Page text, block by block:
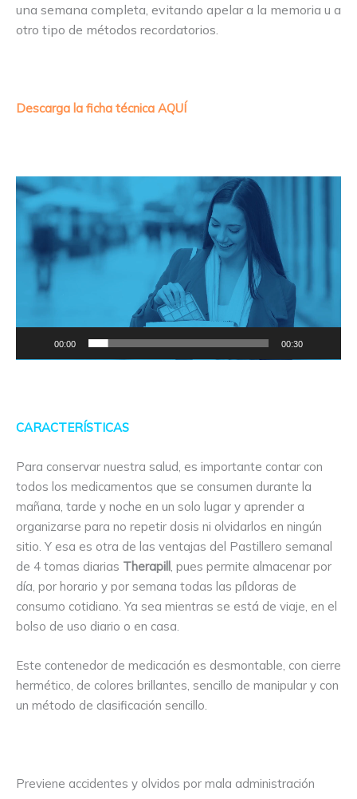
una semana completa, evitando apelar a la memoria u a
otro tipo de métodos recordatorios.
Descarga la ficha técnica AQUÍ
Reproductor
vídeo
00:00 00:30
CARACTERÍSTICAS
Para conservar nuestra salud, es importante contar con
todos los medicamentos que se consumen durante la
mañana, tarde y noche en un solo lugar y aprender a
organizarse para no repetir dosis ni olvidarlos en ningún
sitio. Y esa es otra de las ventajas del Pastillero semanal
de 4 tomas diarias Therapill , pues permite almacenar por
día, por horario y por semana todas las píldoras de
consumo cotidiano. Ya sea mientras se está de viaje, en el
bolso de uso diario o en casa.
Este contenedor de medicación es desmontable, con cierre
hermético, de colores brillantes, sencillo de manipular y con
un método de clasificación sencillo.
Previene accidentes y olvidos por mala administración